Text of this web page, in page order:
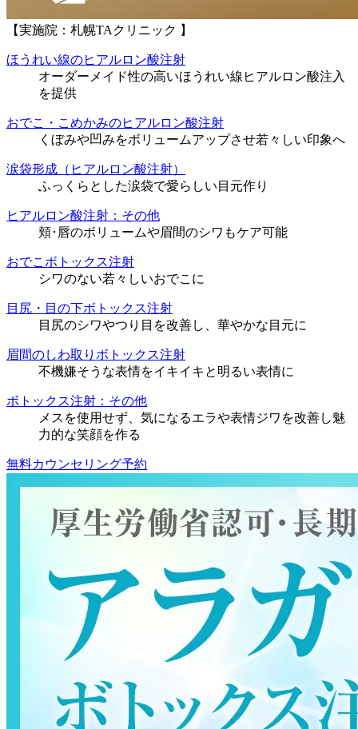
【実施院：札幌TAクリニック 】
ほうれい線のヒアルロン酸注射
オーダーメイド性の高いほうれい線ヒアルロン酸注入
を提供
おでこ・こめかみのヒアルロン酸注射
くぼみや凹みをボリュームアップさせ若々しい印象へ
涙袋形成（ヒアルロン酸注射）
ふっくらとした涙袋で愛らしい目元作り
ヒアルロン酸注射：その他
頬･唇のボリュームや眉間のシワもケア可能
おでこボトックス注射
シワのない若々しいおでこに
目尻・目の下ボトックス注射
目尻のシワやつり目を改善し、華やかな目元に
眉間のしわ取りボトックス注射
不機嫌そうな表情をイキイキと明るい表情に
ボトックス注射：その他
メスを使用せず、気になるエラや表情ジワを改善し魅
力的な笑顔を作る
無料カウンセリング予約